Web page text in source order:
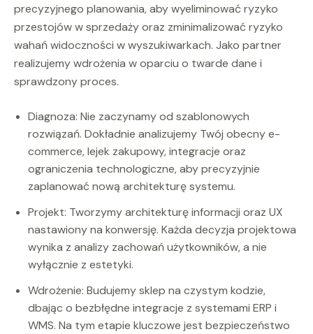
precyzyjnego planowania, aby wyeliminować ryzyko
przestojów w sprzedaży oraz zminimalizować ryzyko
wahań widoczności w wyszukiwarkach. Jako partner
realizujemy wdrożenia w oparciu o twarde dane i
sprawdzony proces.
Diagnoza: Nie zaczynamy od szablonowych
rozwiązań. Dokładnie analizujemy Twój obecny e-
commerce, lejek zakupowy, integracje oraz
ograniczenia technologiczne, aby precyzyjnie
zaplanować nową architekturę systemu.
Projekt: Tworzymy architekturę informacji oraz UX
nastawiony na konwersję. Każda decyzja projektowa
wynika z analizy zachowań użytkowników, a nie
wyłącznie z estetyki.
Wdrożenie: Budujemy sklep na czystym kodzie,
dbając o bezbłędne integracje z systemami ERP i
WMS. Na tym etapie kluczowe jest bezpieczeństwo